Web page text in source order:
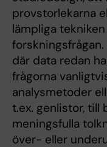
provstorlekarna
lämpliga
där data redan
frågorna
analysmetoder
t.ex. genlistor,
meningsfulla
över- eller